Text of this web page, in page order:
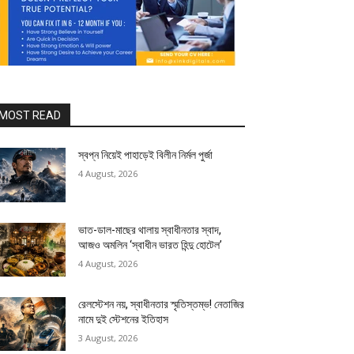
READ
স্বপ্ন নিয়েই পাহাড়েই বিলীন নির্মল পুর্জা
4 August, 2026
ভাত-ডাল-মাছের থালায় স্বাধীনতার স্বাদ,
আজও অমলিন ‘স্বাধীন ভারত হিন্দু হোটেল’
4 August, 2026
রেলস্টেশন নয়, স্বাধীনতার স্মৃতিস্তম্ভ! নেতাজির
নামে দুই স্টেশনের ইতিহাস
3 August, 2026